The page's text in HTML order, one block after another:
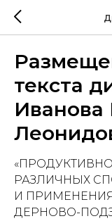
текста
Иванова
РАЗЛИЧНЫХ
И
ДЕРНОВО-